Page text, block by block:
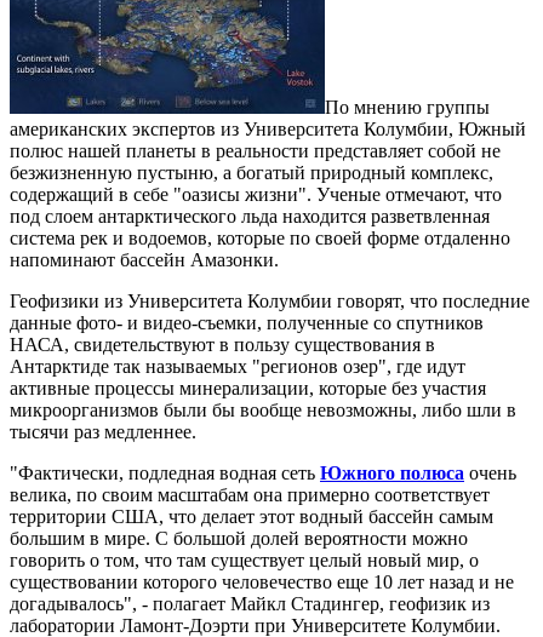
По мнению группы
американских экспертов из Университета Колумбии, Южный
полюс нашей планеты в реальности представляет собой не
безжизненную пустыню, а богатый природный комплекс,
содержащий в себе "оазисы жизни". Ученые отмечают, что
под слоем антарктического льда находится разветвленная
система рек и водоемов, которые по своей форме отдаленно
напоминают бассейн Амазонки.
Геофизики из Университета Колумбии говорят, что последние
данные фото- и видео-съемки, полученные со спутников
НАСА, свидетельствуют в пользу существования в
Антарктиде так называемых "регионов озер", где идут
активные процессы минерализации, которые без участия
микроорганизмов были бы вообще невозможны, либо шли в
тысячи раз медленнее.
"Фактически, подледная водная сеть Южного полюса очень
велика, по своим масштабам она примерно соответствует
территории США, что делает этот водный бассейн самым
большим в мире. С большой долей вероятности можно
говорить о том, что там существует целый новый мир, о
существовании которого человечество еще 10 лет назад и не
догадывалось", - полагает Майкл Стадингер, геофизик из
лаборатории Ламонт-Доэрти при Университете Колумбии.